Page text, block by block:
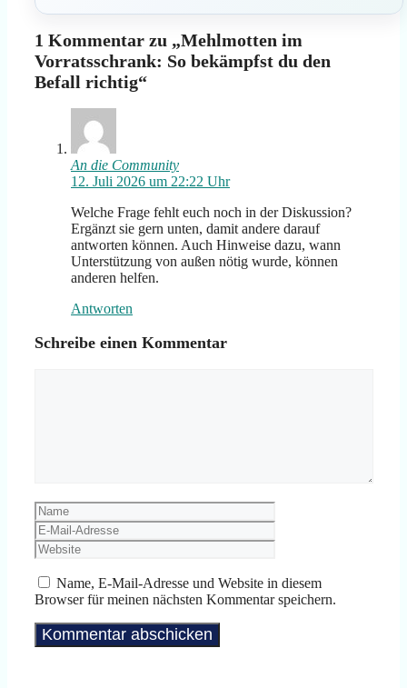
1 Kommentar zu „Mehlmotten im
Vorratsschrank: So bekämpfst du den
Befall richtig“
An die Community
12. Juli 2026 um 22:22 Uhr
Welche Frage fehlt euch noch in der Diskussion?
Ergänzt sie gern unten, damit andere darauf
antworten können. Auch Hinweise dazu, wann
Unterstützung von außen nötig wurde, können
anderen helfen.
Antworten
Schreibe einen Kommentar
Name
Mail-
Adresse
Name, E-Mail-Adresse und Website in diesem
Browser für meinen nächsten Kommentar speichern.